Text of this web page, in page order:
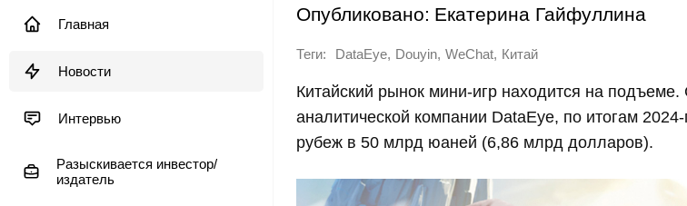
Главная
Новости
Интервью
Разыскивается инвестор/
издатель
Опубликовано: Екатерина Гайфуллина
Теги: DataEye, Douyin, WeChat, Китай
Китайский рынок мини-игр находится на
аналитической компании DataEye, по итогам
рубеж в 50 млрд юаней (6,86 млрд долларов).